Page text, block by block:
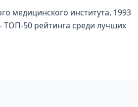
медицинского института, 1993
ТОП-50 рейтинга среди лучших